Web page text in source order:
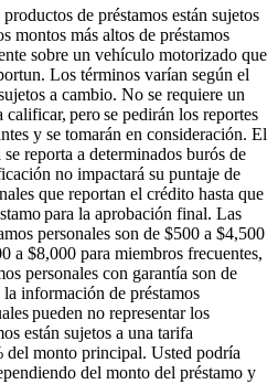
de préstamos están sujetos
montos más altos de préstamos
sobre un vehículo motorizado que
Los términos varían según el
a cambio. No se requiere un
pero se pedirán los reportes
y se tomarán en consideración. El
reporta a determinados burós de
no impactará su puntaje de
que reportan el crédito hasta que
para la aprobación final. Las
personales son de $500 a $4,500
a $8,000 para miembros frecuentes,
personales con garantía son de
información de préstamos
pueden no representar los
están sujetos a una tarifa
del monto principal. Usted podría
del monto del préstamo y